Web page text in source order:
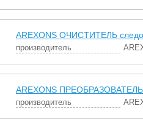
AREXONS ОЧИСТИТЕЛЬ
производитель
AREXONS
производитель